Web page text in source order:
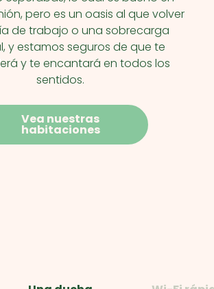
pero es un oasis al que volver
de trabajo o una sobrecarga
y estamos seguros de que te
y te encantará en todos los
sentidos.
Vea nuestras
habitaciones